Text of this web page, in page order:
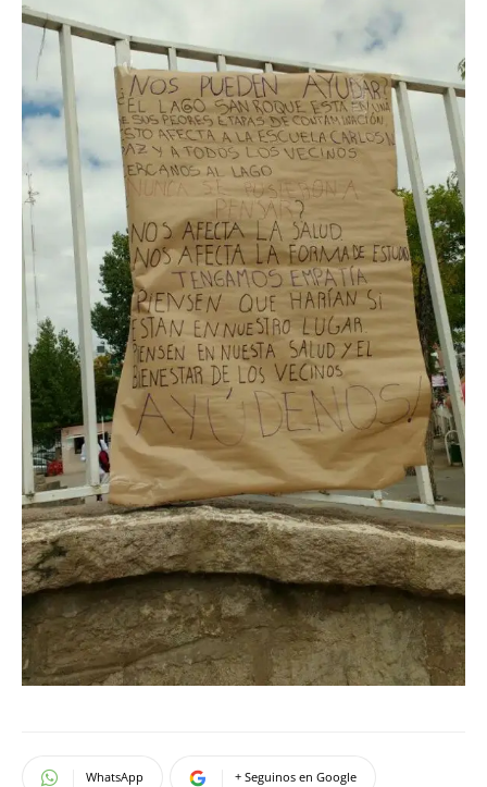
WhatsApp + Seguinos en Google